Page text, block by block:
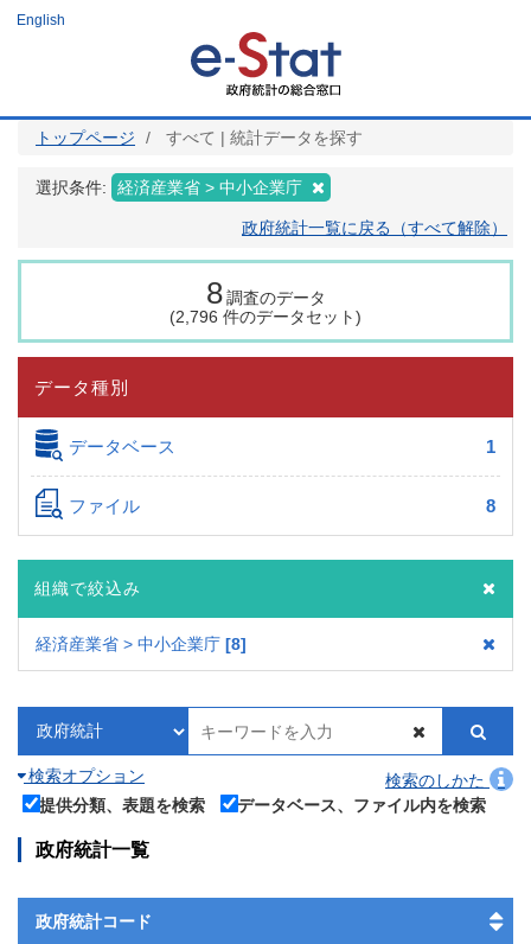
ツ
English
トップページ すべて | 統計データを探す
選択条件: 経済産業省 > 中小企業庁
政府統計一覧に戻る（すべて解除）
8 調査のデータ
(2,796 件のデータセット)
データ種別
データベース 1
ファイル 8
組織で絞込み
経済産業省 > 中小企業庁 8
検索オプション
検索のしかた
提供分類、表題を検索
データベース、ファイル内を検索
政府統計一覧
政府統計コード